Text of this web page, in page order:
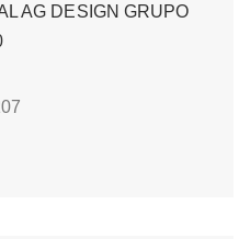
AG DESIGN GRUPO